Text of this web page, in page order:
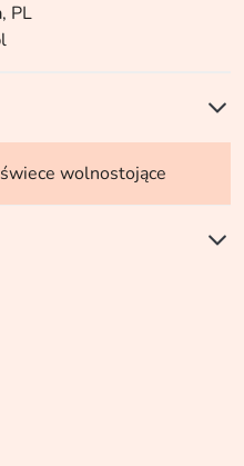
PL
świece wolnostojące